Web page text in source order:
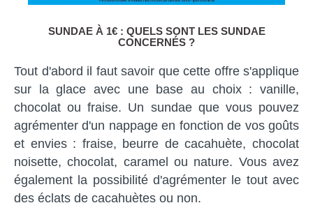
SUNDAE À 1€ : QUELS SONT LES SUNDAE
CONCERNÉS ?
Tout d'abord il faut savoir que cette offre s'applique
sur la glace avec une base au choix : vanille,
chocolat ou fraise. Un sundae que vous pouvez
agrémenter d'un nappage en fonction de vos goûts
et envies : fraise, beurre de cacahuète, chocolat
noisette, chocolat, caramel ou nature. Vous avez
également la possibilité d'agrémenter le tout avec
des éclats de cacahuètes ou non.